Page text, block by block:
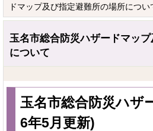
ドマップ及び指定避難所の場所につい
玉名市総合防災ハザードマッ
について
玉名市総合防災ハザ
6年5月更新)